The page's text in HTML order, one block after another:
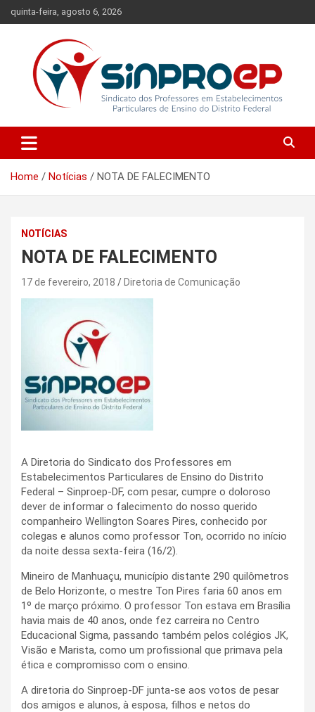
to
quinta-feira, agosto 6, 2026
Sinproep-DF
Ensino do Distrito Federal
Home Notícias NOTA DE FALECIMENTO
NOTÍCIAS
NOTA DE FALECIMENTO
17 de fevereiro, 2018 Diretoria de Comunicação
A Diretoria do Sindicato dos Professores em
Estabelecimentos Particulares de Ensino do Distrito
Federal – Sinproep-DF, com pesar, cumpre o doloroso
dever de informar o falecimento do nosso querido
companheiro Wellington Soares Pires, conhecido por
colegas e alunos como professor Ton, ocorrido no início
da noite dessa sexta-feira (16/2).
Mineiro de Manhuaçu, município distante 290 quilômetros
de Belo Horizonte, o mestre Ton Pires faria 60 anos em
1º de março próximo. O professor Ton estava em Brasília
havia mais de 40 anos, onde fez carreira no Centro
Educacional Sigma, passando também pelos colégios JK,
Visão e Marista, como um profissional que primava pela
ética e compromisso com o ensino.
A diretoria do Sinproep-DF junta-se aos votos de pesar
dos amigos e alunos, à esposa, filhos e netos do